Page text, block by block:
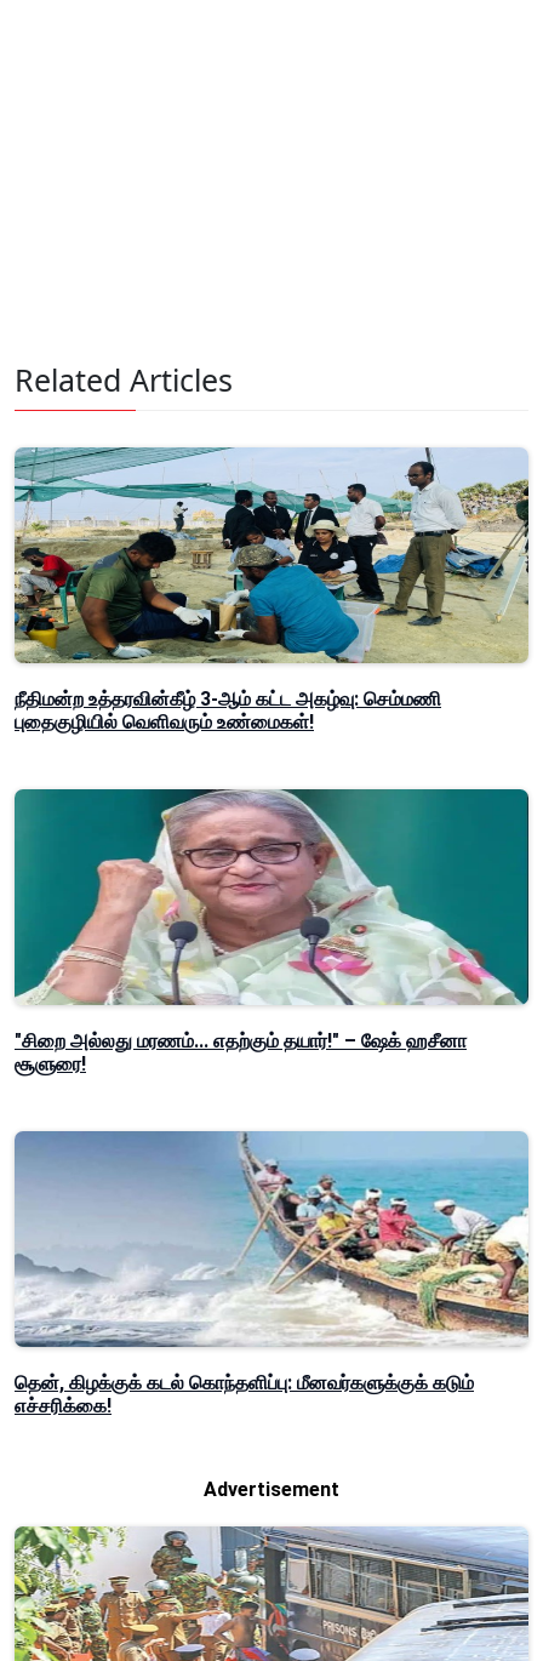
Related Articles
நீதிமன்ற உத்தரவின்கீழ் 3-ஆம் கட்ட அகழ்வு: செம்மணி
புதைகுழியில் வெளிவரும் உண்மைகள்!
"சிறை அல்லது மரணம்... எதற்கும் தயார்!" – ஷேக் ஹசீனா
சூளுரை!
தென், கிழக்குக் கடல் கொந்தளிப்பு: மீனவர்களுக்குக் கடும்
எச்சரிக்கை!
Advertisement